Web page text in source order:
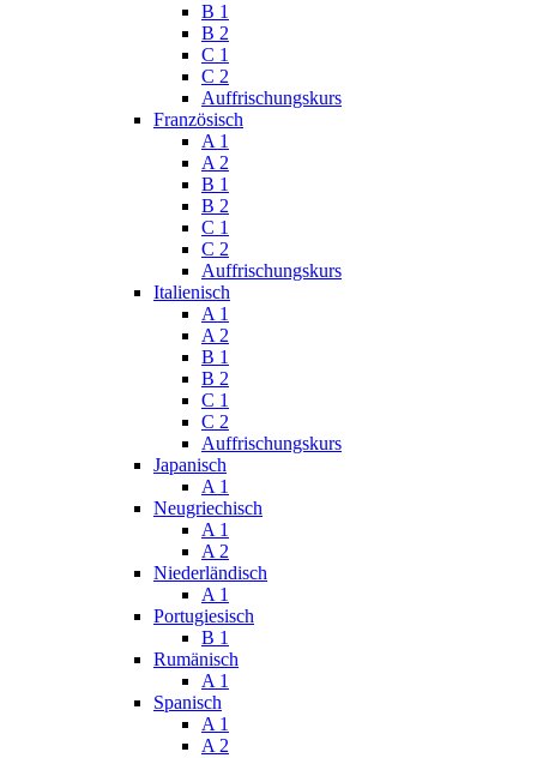
B 1
B 2
C 1
C 2
Auffrischungskurs
Französisch
A 1
A 2
B 1
B 2
C 1
C 2
Auffrischungskurs
Italienisch
A 1
A 2
B 1
B 2
C 1
C 2
Auffrischungskurs
Japanisch
A 1
Neugriechisch
A 1
A 2
Niederländisch
A 1
Portugiesisch
B 1
Rumänisch
A 1
Spanisch
A 1
A 2